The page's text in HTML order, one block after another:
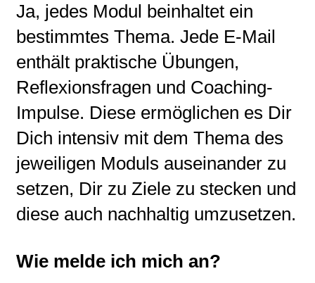
Ja, jedes Modul beinhaltet ein
bestimmtes Thema. Jede E-Mail
enthält praktische Übungen,
Reflexionsfragen und Coaching-
Impulse. Diese ermöglichen es Dir
Dich intensiv mit dem Thema des
jeweiligen Moduls auseinander zu
setzen, Dir zu Ziele zu stecken und
diese auch nachhaltig umzusetzen.
Wie melde ich mich an?